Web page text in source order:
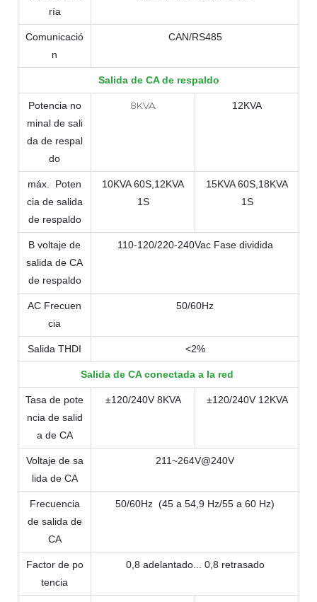
ría
Comunicació
n
CAN/RS485
Salida de CA de respaldo
Potencia no
minal de sali
da de respal
do
8KVA 12KVA
máx.
Poten
cia de salida
de respaldo
10KVA 60S,12KVA
1S
15KVA 60S,18KVA
1S
B voltaje de
salida de CA
de respaldo
110-120/220-240Vac Fase dividida
AC Frecuen
cia
50/60Hz
Salida THDI <2%
Salida de CA conectada a la red
Tasa de pote
ncia de salid
a de CA
±120/240V 8KVA ±120/240V 12KVA
Voltaje de sa
lida de CA
211~264V@240V
Frecuencia
de salida de
CA
50/60Hz (45 a 54,9 Hz/55 a 60 Hz)
Factor de po
tencia
0,8 adelantado... 0,8 retrasado